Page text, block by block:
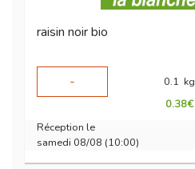
raisin noir bio
-
0.1 kg
0.38€
Réception le
samedi 08/08 (10:00)